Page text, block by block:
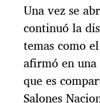
Una vez se
continuó la
temas como
afirmó en una
que es
Salones